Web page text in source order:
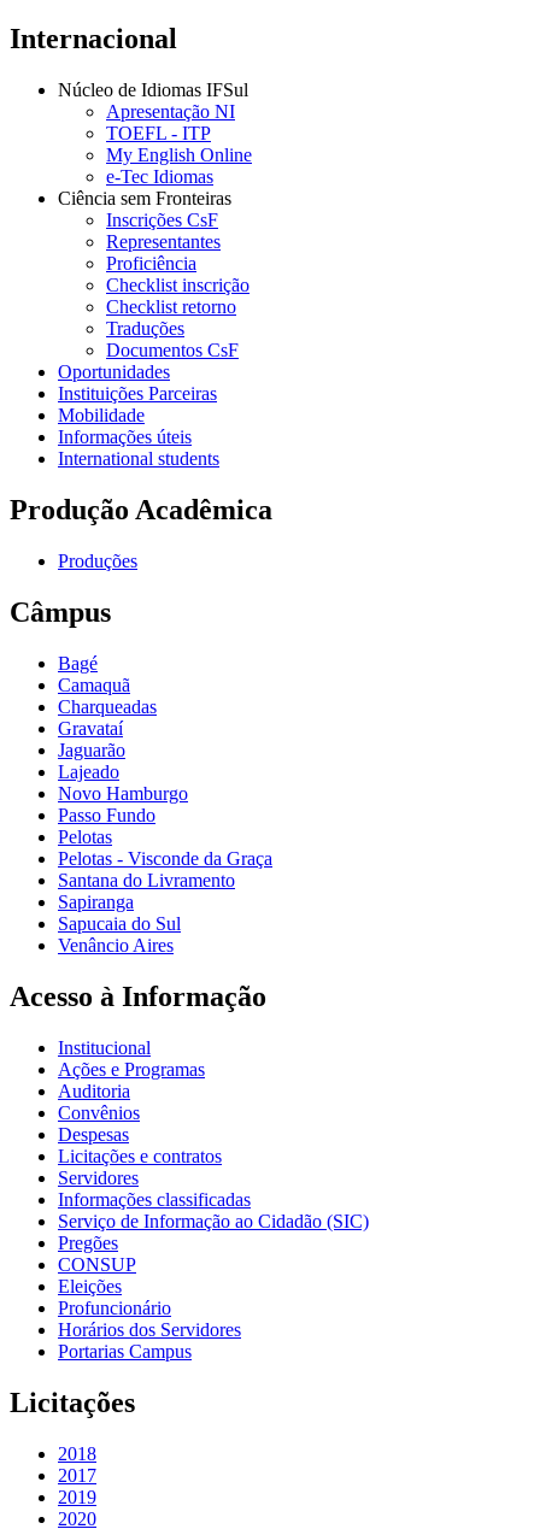
Internacional
Núcleo de Idiomas IFSul
Apresentação NI
TOEFL - ITP
My English Online
e-Tec Idiomas
Ciência sem Fronteiras
Inscrições CsF
Representantes
Proficiência
Checklist inscrição
Checklist retorno
Traduções
Documentos CsF
Oportunidades
Instituições Parceiras
Mobilidade
Informações úteis
International students
Produção Acadêmica
Produções
Câmpus
Bagé
Camaquã
Charqueadas
Gravataí
Jaguarão
Lajeado
Novo Hamburgo
Passo Fundo
Pelotas
Pelotas - Visconde da Graça
Santana do Livramento
Sapiranga
Sapucaia do Sul
Venâncio Aires
Acesso à Informação
Institucional
Ações e Programas
Auditoria
Convênios
Despesas
Licitações e contratos
Servidores
Informações classificadas
Serviço de Informação ao Cidadão (SIC)
Pregões
CONSUP
Eleições
Profuncionário
Horários dos Servidores
Portarias Campus
Licitações
2018
2017
2019
2020